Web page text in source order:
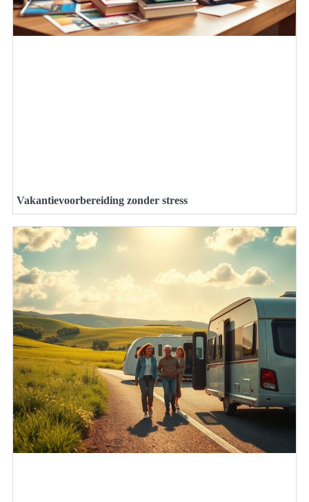
Vakantievoorbereiding zonder stress